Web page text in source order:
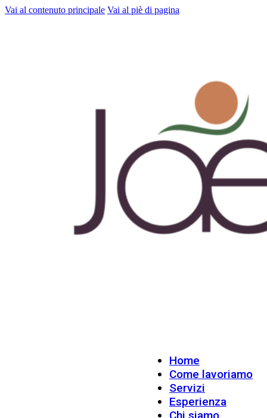
Vai al contenuto principale Vai al piè di pagina
Home
Come lavoriamo
Servizi
Esperienza